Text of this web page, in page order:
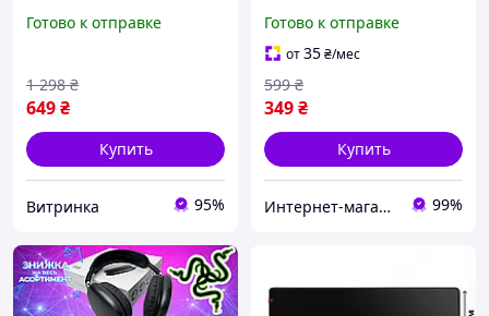
подсветкой RGB 14
антискользящий для игр
и работы
Готово к отправке
649₴
1 298 ₴
Купить
Витринка 95%
U&P Sakura Control Speed
игровая поверхность
Готово к отправке
от35₴/мес
349₴
599 ₴
Купить
Интернет-магазин PARROT 99%